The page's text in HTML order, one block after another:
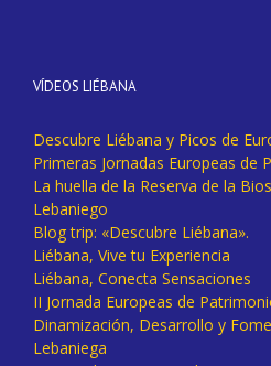
VÍDEOS LIÉBANA
Descubre Liébana y Picos de
Primeras Jornadas Europeas de
La huella de la Reserva de la
Lebaniego
Blog trip: «Descubre Liébana».
Liébana, Vive tu Experiencia
Liébana, Conecta Sensaciones
II Jornada Europeas de
Dinamización, Desarrollo y
Lebaniega